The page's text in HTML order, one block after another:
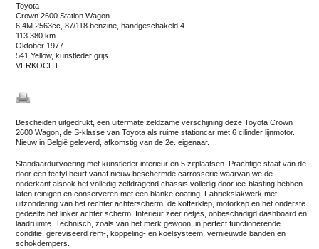
Toyota
Crown 2600 Station Wagon
6 4M 2563cc, 87/118 benzine, handgeschakeld 4
113.380 km
oktober 1977
541 Yellow, kunstleder grijs
VERKOCHT
Bescheiden uitgedrukt, een uitermate zeldzame verschijning deze Toyota Crown
2600 Wagon, de S-klasse van Toyota als ruime stationcar met 6 cilinder lijnmotor.
Nieuw in België geleverd, afkomstig van de 2e. eigenaar.
Standaarduitvoering met kunstleder interieur en 5 zitplaatsen. Prachtige staat van de
door een tectyl beurt vanaf nieuw beschermde carrosserie waarvan we de
onderkant alsook het volledig zelfdragend chassis volledig door ice-blasting hebben
laten reinigen en conserveren met een blanke coating. Fabriekslakwerk met
uitzondering van het rechter achterscherm, de kofferklep, motorkap en het onderste
gedeelte het linker achter scherm. Interieur zeer netjes, onbeschadigd dashboard en
laadruimte. Technisch, zoals van het merk gewoon, in perfect functionerende
conditie, gereviseerd rem-, koppeling- en koelsysteem, vernieuwde banden en
schokdempers.